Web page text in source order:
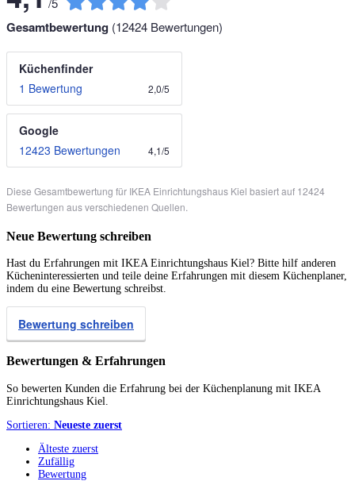
Gesamtbewertung (12424 Bewertungen)
Küchenfinder
1 Bewertung
2,0/5
Google
12423 Bewertungen
4,1/5
Diese Gesamtbewertung für IKEA Einrichtungshaus Kiel basiert auf 12424
Bewertungen aus verschiedenen Quellen.
Neue Bewertung schreiben
Hast du Erfahrungen mit IKEA Einrichtungshaus Kiel? Bitte hilf anderen
Kücheninteressierten und teile deine Erfahrungen mit diesem Küchenplaner,
indem du eine Bewertung schreibst.
Bewertung schreiben
Bewertungen & Erfahrungen
So bewerten Kunden die Erfahrung bei der Küchenplanung mit IKEA
Einrichtungshaus Kiel.
Sortieren: Neueste zuerst
Älteste zuerst
Zufällig
Bewertung